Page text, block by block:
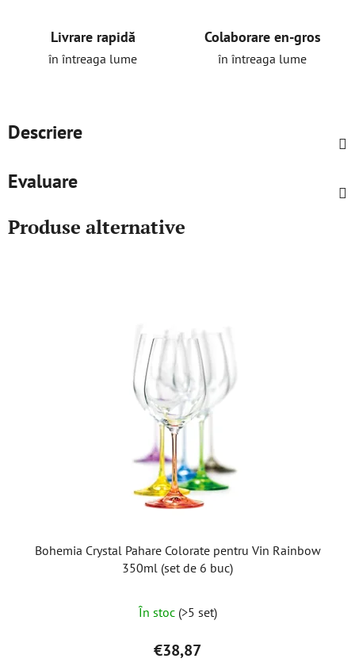
Livrare rapidă
în întreaga lume
Colaborare en-gros
în întreaga lume
Descriere
Evaluare
Produse alternative
Bohemia Crystal Pahare Colorate pentru Vin Rainbow
350ml (set de 6 buc)
medie
a
produsului
În stoc (>5 set)
€38,87